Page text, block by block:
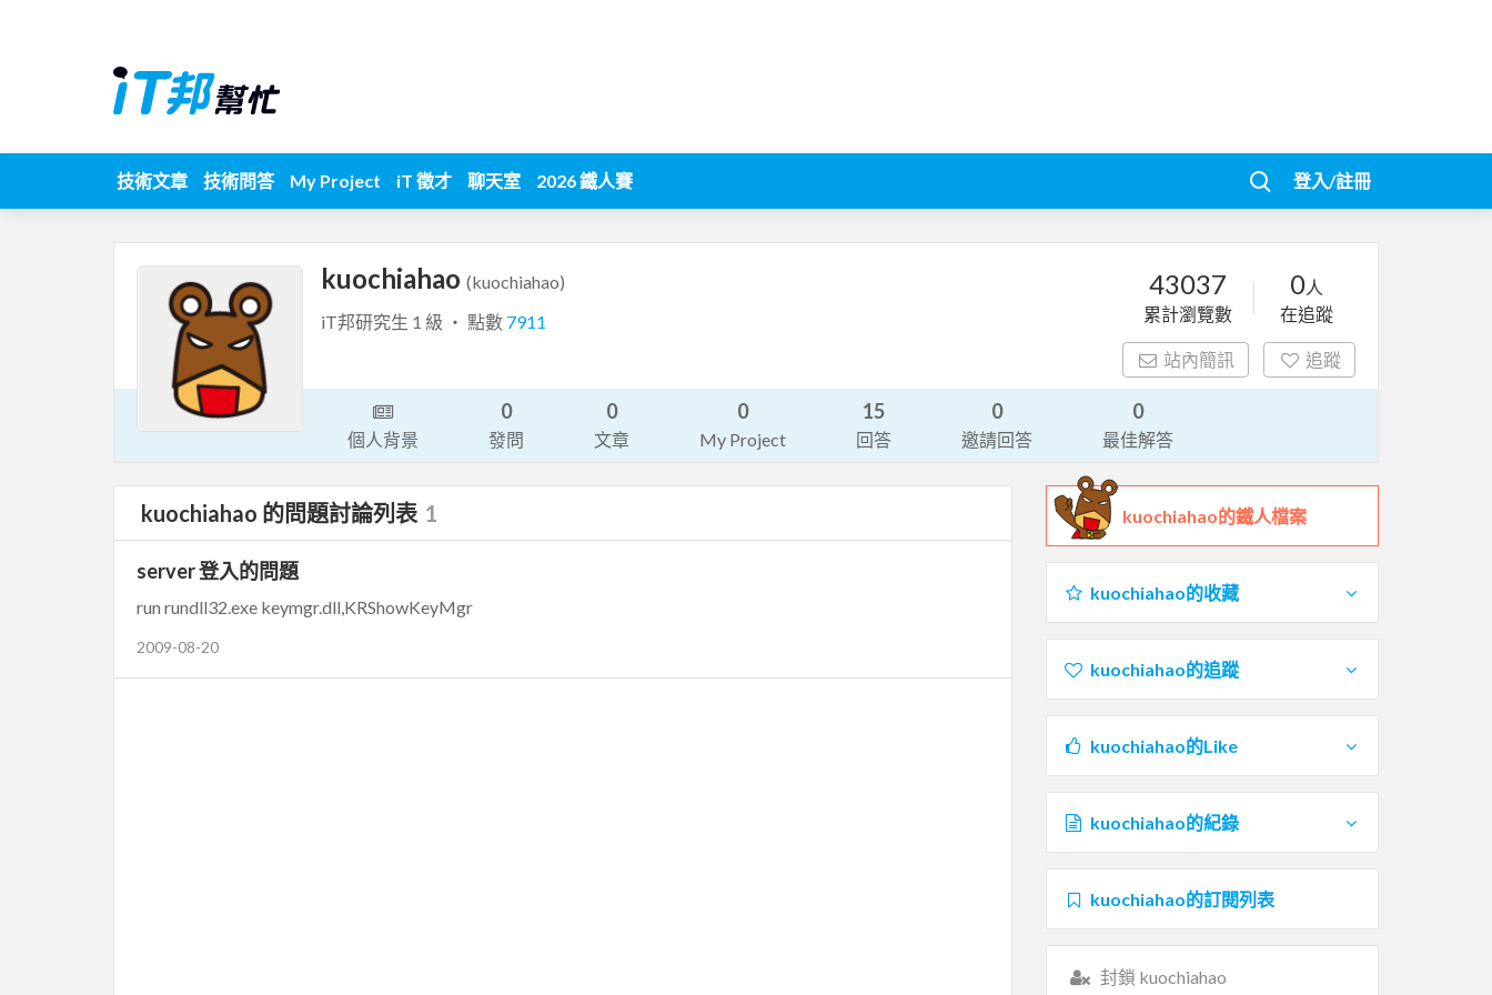
技術文章 技術問答 My Project iT 徵才 聊天室 2026 鐵人賽 登入/註冊
kuochiahao (kuochiahao)
iT邦研究生 1 級 ‧ 點數 7911
43037
累計瀏覽數
0人
在追蹤
站內簡訊 追蹤
個人背景
0
發問
0
文章
0
My Project
15
回答
0
邀請回答
0
最佳解答
kuochiahao 的問題討論列表 1
server 登入的問題
run rundll32.exe keymgr.dll,KRShowKeyMgr
2009-08-20
kuochiahao的鐵人檔案
kuochiahao的收藏
kuochiahao的追蹤
kuochiahao的Like
kuochiahao的紀錄
kuochiahao的訂閱列表
封鎖 kuochiahao